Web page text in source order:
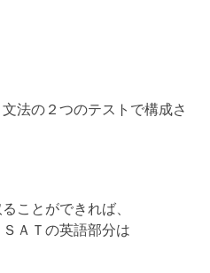
法の２つのテストで構成さ
ことができれば、
ＡＴの英語部分は